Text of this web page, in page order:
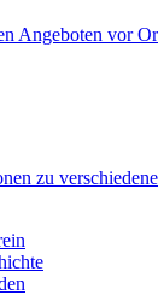
Angeboten vor
zu